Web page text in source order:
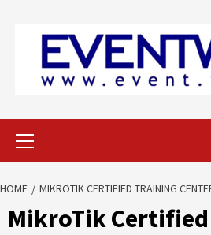
HOME MIKROTIK CERTIFIED TRAINING
MikroTik